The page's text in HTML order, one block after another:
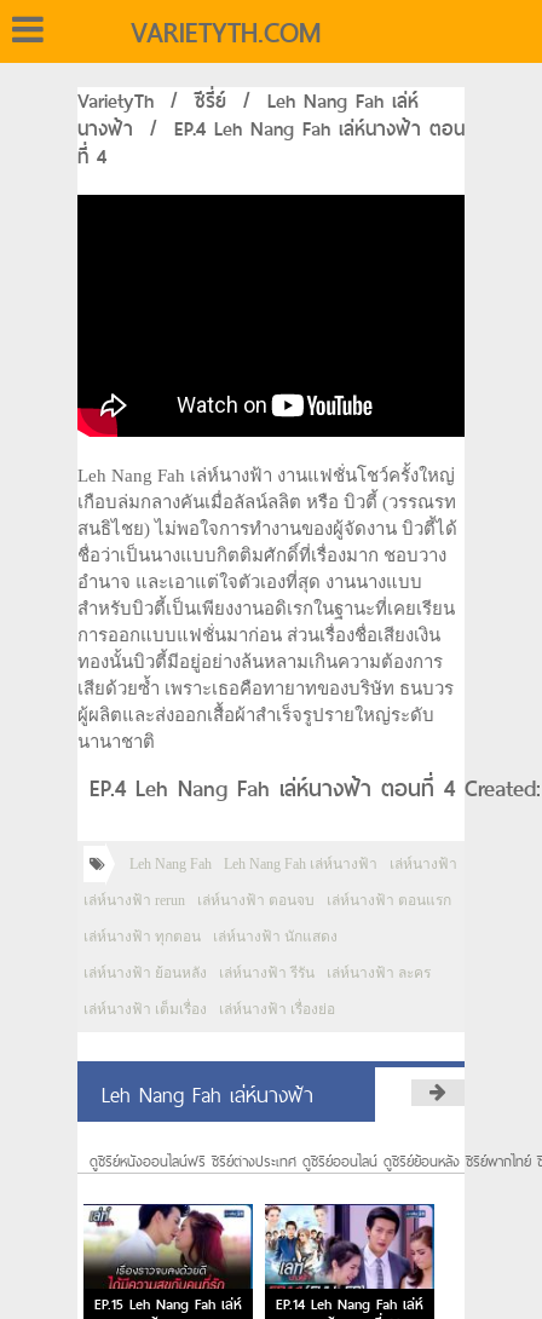
VARIETYTH.COM
VarietyTh / ซีรี่ย์ / Leh Nang Fah เล่ห์
นางฟ้า / EP.4 Leh Nang Fah เล่ห์นางฟ้า ตอน
ที่ 4
Leh Nang Fah เล่ห์นางฟ้า งานแฟชั่นโชว์ครั้งใหญ่
เกือบล่มกลางคันเมื่อลัลน์ลลิต หรือ บิวตี้ (วรรณรท
สนธิไชย) ไม่พอใจการทำงานของผู้จัดงาน บิวตี้ได้
ชื่อว่าเป็นนางแบบกิตติมศักดิ์ที่เรื่องมาก ชอบวาง
อำนาจ และเอาแต่ใจตัวเองที่สุด งานนางแบบ
สำหรับบิวตี้เป็นเพียงงานอดิเรกในฐานะที่เคยเรียน
การออกแบบแฟชั่นมาก่อน ส่วนเรื่องชื่อเสียงเงิน
ทองนั้นบิวตี้มีอยู่อย่างล้นหลามเกินความต้องการ
เสียด้วยซ้ำ เพราะเธอคือทายาทของบริษัท ธนบวร
ผู้ผลิตและส่งออกเสื้อผ้าสำเร็จรูปรายใหญ่ระดับ
นานาชาติ
EP.4 Leh Nang Fah เล่ห์นางฟ้า ตอนที่ 4
Leh Nang Fah Leh Nang Fah เล่ห์นางฟ้า เล่ห์นางฟ้า
เล่ห์นางฟ้า rerun เล่ห์นางฟ้า ตอนจบ เล่ห์นางฟ้า ตอนแรก
เล่ห์นางฟ้า ทุกตอน เล่ห์นางฟ้า นักแสดง
เล่ห์นางฟ้า ย้อนหลัง เล่ห์นางฟ้า รีรัน เล่ห์นางฟ้า ละคร
เล่ห์นางฟ้า เต็มเรื่อง เล่ห์นางฟ้า เรื่องย่อ
Leh Nang Fah เล่ห์นางฟ้า
ดูซีรีย์หนังออนไลน์ฟรี ซีรีย์ต่างประเทศ ดูซีรีย์ออนไลน์ ดูซีรีย์ย้อนหลัง ซีรีย์พากไทย์
EP.15 Leh Nang Fah เล่ห์
EP.14 Leh Nang Fah เล่ห์